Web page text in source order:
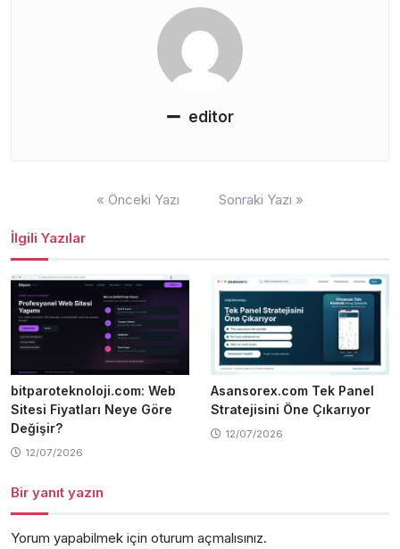
editor
« Önceki Yazı Sonraki Yazı »
İlgili Yazılar
bitparoteknoloji.com: Web
Sitesi Fiyatları Neye Göre
Değişir?
12/07/2026
Asansorex.com Tek Panel
Stratejisini Öne Çıkarıyor
12/07/2026
Bir yanıt yazın
Yorum yapabilmek için oturum açmalısınız.